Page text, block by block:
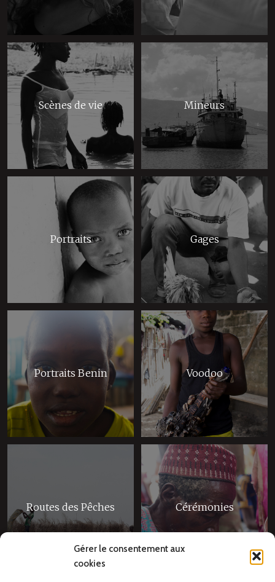
Gérer le consentement aux
cookies
Scènes de vie Mineurs
Portraits Gages
Portraits Benin Voodoo
Routes des Pêches Cérémonies